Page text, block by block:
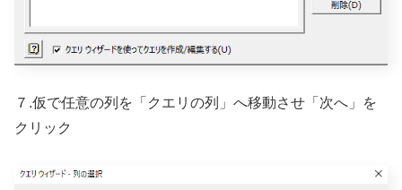
７.仮で任意の列を「クエリの列」へ移動させ「次へ」を
クリック